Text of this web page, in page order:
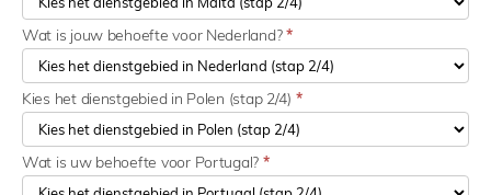
Wat is jouw behoefte voor Nederland?*
Kies het dienstgebied in Polen (stap 2/4) *
Wat is uw behoefte voor Portugal? *